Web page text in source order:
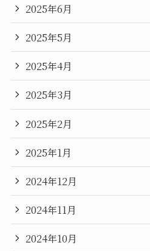
2025年6月
2025年5月
2025年4月
2025年3月
2025年2月
2025年1月
2024年12月
2024年11月
2024年10月